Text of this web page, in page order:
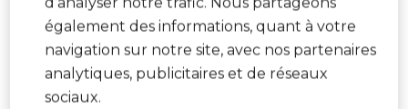
5 sur 5 étoiles.
sabanas suaves 100% algodon
Marta M
également des informations, quant à votre
navigation sur notre site, avec nos partenaires
analytiques, publicitaires et de réseaux
sociaux.